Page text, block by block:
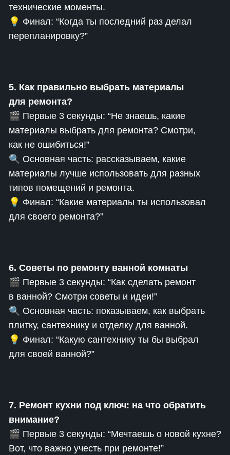
технические моменты.
💡 Финал: “Когда ты последний раз делал
перепланировку?”
5. Как правильно выбрать материалы
для ремонта?
🎬 Первые 3 секунды: “Не знаешь, какие
материалы выбрать для ремонта? Смотри,
как не ошибиться!”
🔍 Основная часть: рассказываем, какие
материалы лучше использовать для разных
типов помещений и ремонта.
💡 Финал: “Какие материалы ты использовал
для своего ремонта?”
6. Советы по ремонту ванной комнаты
🎬 Первые 3 секунды: “Как сделать ремонт
в ванной? Смотри советы и идеи!”
🔍 Основная часть: показываем, как выбрать
плитку, сантехнику и отделку для ванной.
💡 Финал: “Какую сантехнику ты бы выбрал
для своей ванной?”
7. Ремонт кухни под ключ: на что обратить
внимание?
🎬 Первые 3 секунды: “Мечтаешь о новой кухне?
Вот, что важно учесть при ремонте!”